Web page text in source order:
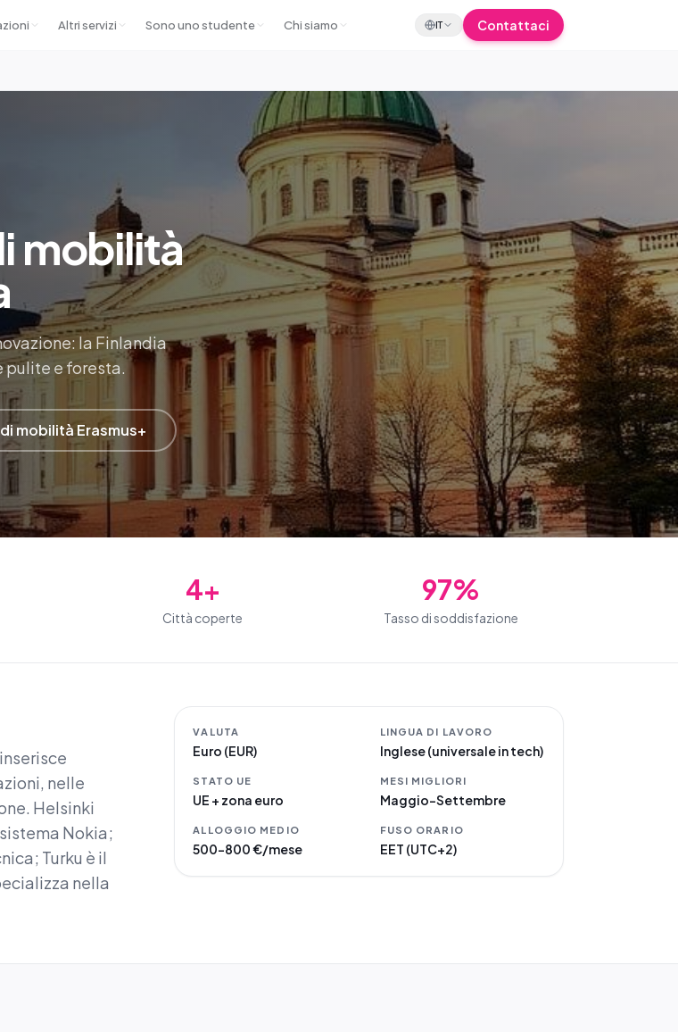
Altri servizi Sono uno studente Chi siamo IT Contattaci
mobilità
la Finlandia
pulite e foresta.
mobilità Erasmus+
4+
Città coperte
97%
Tasso di soddisfazione
nelle
Helsinki
Nokia;
Turku è il
nella
VALUTA
Euro (EUR)
LINGUA DI LAVORO
Inglese (universale in tech)
STATO UE
UE + zona euro
MESI MIGLIORI
Maggio–Settembre
ALLOGGIO MEDIO
500–800 €/mese
FUSO ORARIO
EET (UTC+2)